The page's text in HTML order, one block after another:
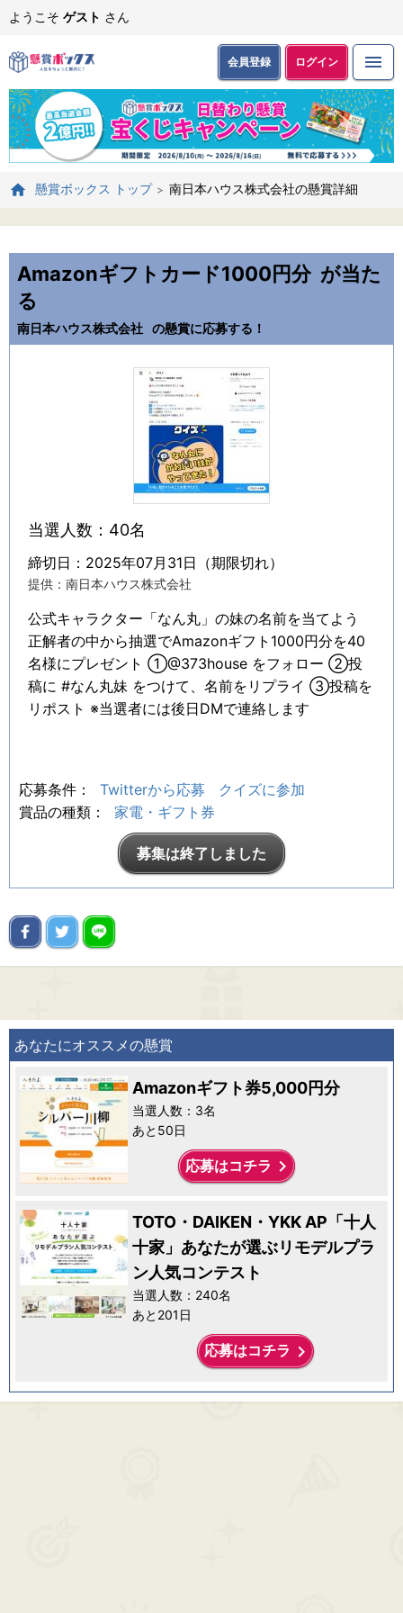
ようこそ ゲスト さん
会員登録 ログイン
懸賞ボックス トップ 南日本ハウス株式会社の懸賞詳細
Amazonギフトカード1000円分 が当た
る
南日本ハウス株式会社 の懸賞に応募する！
当選人数：40名
締切日：2025年07月31日（期限切れ）
提供：南日本ハウス株式会社
公式キャラクター「なん丸」の妹の名前を当てよう
正解者の中から抽選でAmazonギフト1000円分を40
名様にプレゼント ①@373house をフォロー ②投
稿に #なん丸妹 をつけて、名前をリプライ ③投稿を
リポスト ※当選者には後日DMで連絡します
応募条件： Twitterから応募
クイズに参加
賞品の種類：
家電・ギフト券
募集は終了しました
あなたにオススメの懸賞
Amazonギフト券5,000円分
当選人数：3名
あと50日
応募はコチラ keyboard_arrow_right
TOTO・DAIKEN・YKK AP「十人
十家」あなたが選ぶリモデルプラ
ン人気コンテスト
当選人数：240名
あと201日
応募はコチラ keyboard_arrow_right